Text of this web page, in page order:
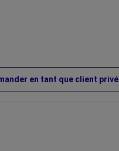
en tant que client privé